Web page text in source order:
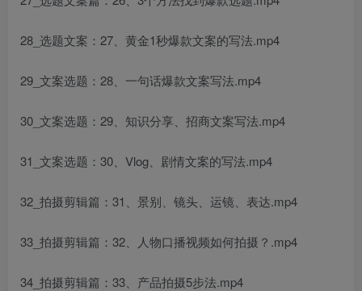
28_选题文案：27、黄金1秒爆款文案的写法.mp4
29_文案选题：28、一句话爆款文案写法.mp4
30_文案选题：29、知识分享、招商文案写法.mp4
31_文案选题：30、Vlog、剧情文案的写法.mp4
32_拍摄剪辑篇：31、景别、镜头、运镜、表达.mp4
33_拍摄剪辑篇：32、人物口播视频如何拍摄？.mp4
34_拍摄剪辑篇：33、产品拍摄5步法.mp4